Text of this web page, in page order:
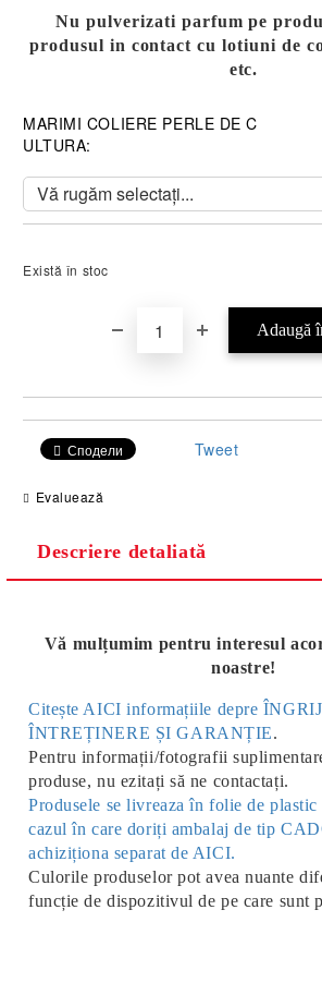
Nu pulverizati parfum pe
produsul in contact cu lotiuni de
etc.
MARIMI COLIERE PERLE DE C
ULTURA:
Există în stoc
Сподели Tweet
Evaluează
Descriere detaliată
Vă mulțumim pentru interesul
noastre!
Citește AICI informațiile depre
ÎNTREȚINERE ȘI GARANȚIE.
Pentru informații/fotografii
produse, nu ezitați să ne contactați.
Produsele se livreaza în folie de plastic
cazul în care doriți ambalaj de tip
achiziționa separat de AICI.
Culorile produselor pot avea nuante
funcție de dispozitivul de pe care sunt